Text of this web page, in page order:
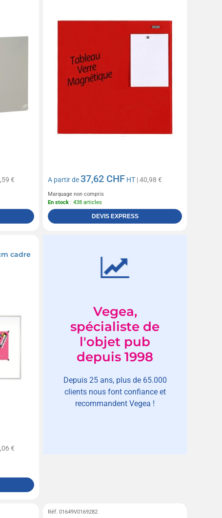
€ A partir de37,62 CHF HT | 40,98 €
Marquage non compris
En stock : 438 articles
DEVIS EXPRESS
cadre
€
Vegea,
spécialiste de
l'objet pub
depuis 1998
Depuis 25 ans, plus de 65.000
clients nous font confiance et
recommandent Vegea !
Réf. 01649V0169282